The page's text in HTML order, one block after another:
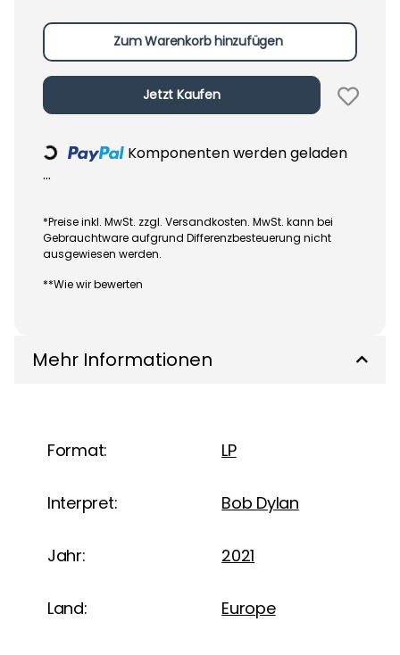
Zum Warenkorb hinzufügen
Jetzt Kaufen
Loading...
Komponenten werden geladen
...
*Preise inkl. MwSt. zzgl. Versandkosten. MwSt. kann bei
Gebrauchtware aufgrund Differenzbesteuerung nicht
ausgewiesen werden.
**Wie wir bewerten
Mehr Informationen
Format: LP
Interpret: Bob Dylan
Jahr: 2021
Land: Europe